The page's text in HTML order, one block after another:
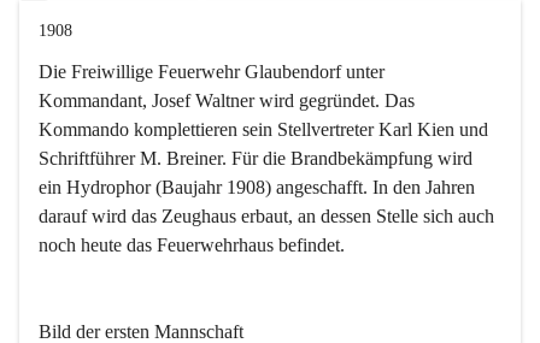
1908
Die Freiwillige Feuerwehr Glaubendorf unter
Kommandant, Josef Waltner wird gegründet. Das
Kommando komplettieren sein Stellvertreter Karl Kien und
Schriftführer M. Breiner. Für die Brandbekämpfung wird
ein Hydrophor (Baujahr 1908) angeschafft. In den Jahren
darauf wird das Zeughaus erbaut, an dessen Stelle sich auch
noch heute das Feuerwehrhaus befindet.
Bild der ersten Mannschaft